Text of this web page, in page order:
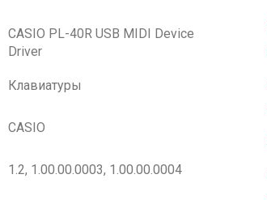
CASIO PL-40R USB MIDI Device
Driver
Клавиатуры
CASIO
1.2, 1.00.00.0003, 1.00.00.0004